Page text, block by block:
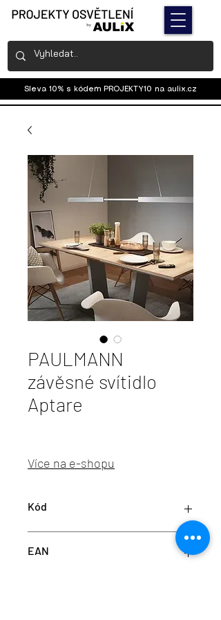
Sleva 10% s kódem PROJEKTY10 na aulix.cz
PAULMANN
závěsné svítidlo
Aptare
Více na e-shopu
Kód
EAN